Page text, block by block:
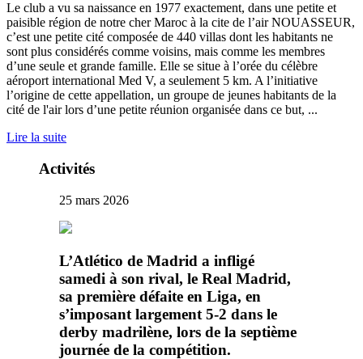
Le club a vu sa naissance en 1977 exactement, dans une petite et
paisible région de notre cher Maroc à la cite de l’air NOUASSEUR,
c’est une petite cité composée de 440 villas dont les habitants ne
sont plus considérés comme voisins, mais comme les membres
d’une seule et grande famille. Elle se situe à l’orée du célèbre
aéroport international Med V, a seulement 5 km. A l’initiative
l’origine de cette appellation, un groupe de jeunes habitants de la
cité de l'air lors d’une petite réunion organisée dans ce but, ...
Lire la suite
Activités
25 mars 2026
L’Atlético de Madrid a infligé
samedi à son rival, le Real Madrid,
sa première défaite en Liga, en
s’imposant largement 5-2 dans le
derby madrilène, lors de la septième
journée de la compétition.